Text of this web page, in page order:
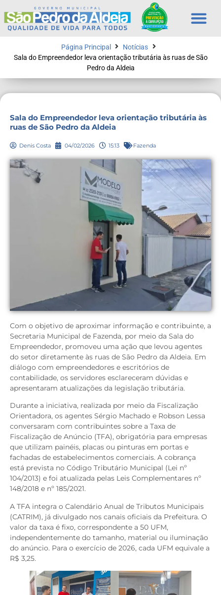
Página Principal
Notícias
Sala do Empreendedor leva orientação tributária às ruas de São
Pedro da Aldeia
Sala do Empreendedor leva orientação tributária às
ruas de São Pedro da Aldeia
Denis Costa 04/02/2026 15:13 Fazenda
Com o objetivo de aproximar informação e contribuinte, a
Secretaria Municipal de Fazenda, por meio da Sala do
Empreendedor, promoveu uma ação que levou agentes
do setor diretamente às ruas de São Pedro da Aldeia. Em
diálogo com empreendedores e escritórios de
contabilidade, os servidores esclareceram dúvidas e
apresentaram atualizações da legislação tributária.
Durante a iniciativa, realizada por meio da Fiscalização
Orientadora, os agentes Sérgio Machado e Robson Lessa
conversaram com contribuintes sobre a Taxa de
Fiscalização de Anúncio (TFA), obrigatória para empresas
que utilizam painéis, placas ou pinturas em portas e
fachadas de estabelecimentos comerciais. A cobrança
está prevista no Código Tributário Municipal (Lei nº
104/2013) e foi atualizada pelas Leis Complementares nº
148/2018 e nº 185/2021.
A TFA integra o Calendário Anual de Tributos Municipais
(CATRIM), já divulgado nos canais oficiais da Prefeitura. O
valor da taxa é fixo, correspondente a 50 UFM,
independentemente do tamanho, material ou iluminação
do anúncio. Para o exercício de 2026, cada UFM equivale a
R$ 3,25.